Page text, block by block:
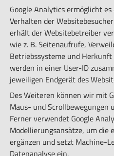
Google Analytics ermöglicht
Verhalten der
erhält der Websitebetreiber
wie z. B. Seitenaufrufe,
Betriebssysteme und Herkunft
werden in einer User-ID
jeweiligen Endgerät des
Des Weiteren können wir mit
Maus- und Scrollbewegungen
Ferner verwendet Google
Modellierungsansätze, um die
ergänzen und setzt Machine-
Datenanalyse ein.